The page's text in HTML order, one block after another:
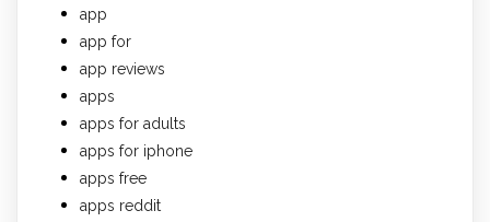
app
app for
app reviews
apps
apps for adults
apps for iphone
apps free
apps reddit